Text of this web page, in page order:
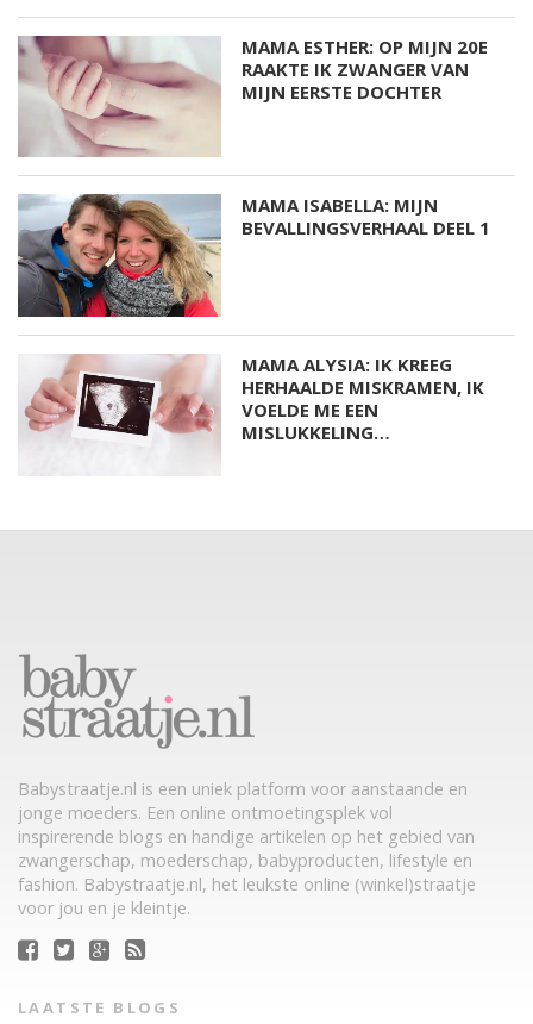
MAMA ESTHER: OP MIJN 20E
RAAKTE IK ZWANGER VAN
MIJN EERSTE DOCHTER
MAMA ISABELLA: MIJN
BEVALLINGSVERHAAL DEEL 1
MAMA ALYSIA: IK KREEG
HERHAALDE MISKRAMEN, IK
VOELDE ME EEN
MISLUKKELING…
Babystraatje.nl is een uniek platform voor aanstaande en
jonge moeders. Een online ontmoetingsplek vol
inspirerende blogs en handige artikelen op het gebied van
zwangerschap, moederschap, babyproducten, lifestyle en
fashion. Babystraatje.nl, het leukste online (winkel)straatje
voor jou en je kleintje.
LAATSTE BLOGS